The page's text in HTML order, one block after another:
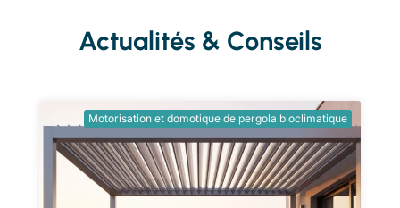
Actualités & Conseils
Motorisation et domotique de pergola bioclimatique